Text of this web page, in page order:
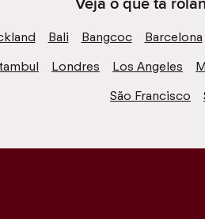
Bali Bangcoc Barcelona
Londres Los Angeles
São Francisco